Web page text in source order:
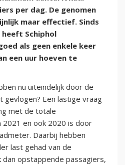
per dag. De genomen
maar effectief. Sinds
Schiphol
als geen enkele keer
een uur hoeven te
nu uiteindelijk door de
gevlogen? Een lastige vraag
met de totale
2021 en ook 2020 is door
Daarbij hebben
last gehad van de
opstappende passagiers,